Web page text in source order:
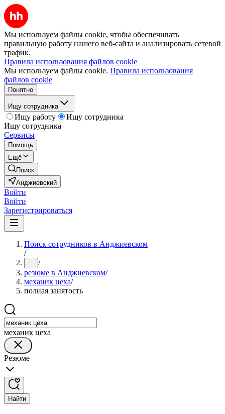
Мы используем файлы cookie, чтобы обеспечивать
правильную работу нашего веб-сайта и анализировать сетевой
трафик.
Правила использования файлов cookie
Мы используем файлы cookie. Правила использования
файлов cookie
Понятно
Ищу сотрудника
Ищу работу
Ищу сотрудника
Ищу сотрудника
Сервисы
Помощь
Ещё
Поиск
Анджиевский
Войти
Войти
Зарегистрироваться
Поиск сотрудников в Анджиевском
/
... /
резюме в Анджиевском/
механик цеха/
полная занятость
механик цеха
Резюме
Найти